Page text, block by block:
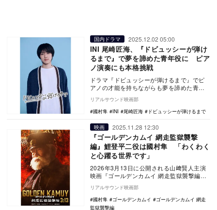
国内ドラマ 2025.12.02 05:00
INI 尾崎匠海、『ドビュッシーが弾け
るまで』で夢を諦めた青年役に ピア
ノ演奏にも本格挑戦
ドラマ『ドビュッシーが弾けるまで』でピ
アノの才能を持ちながらも夢を諦めた青
年・佐々木匠を演じるINI 尾崎匠海。尾崎は
本作でピア…
リアルサウンド映画部
國村隼
INI 尾崎匠海 ドビュッシーが弾けるまで
映画 2025.11.28 12:30
『ゴールデンカムイ 網走監獄襲撃
編』鯉登平二役は國村隼 「わくわく
と心躍る世界です」
2026年3月13日に公開される山﨑賢人主演
映画『ゴールデンカムイ 網走監獄襲撃編』
に、國村隼が鯉登平二役で出演することが
決定し…
リアルサウンド映画部
國村隼
ゴールデンカムイ
ゴールデンカムイ 網走
監獄襲撃編